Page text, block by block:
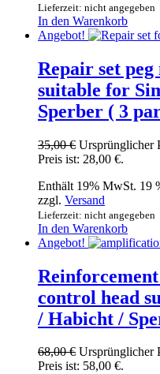
Lieferzeit: nicht angegeben
In den Warenkorb
Angebot!
Repair set
suitable for
Sperber ( 3
35,00€ Ursprünglicher
Preis ist: 28,00 €.
Enthält 19% MwSt. 19
zzgl. Versand
Lieferzeit: nicht angegeben
In den Warenkorb
Angebot!
control head
/ Habicht /
68,00€ Ursprünglicher
Preis ist: 58,00 €.